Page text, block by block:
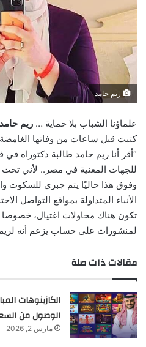
ريم حامد
علماؤنا الشباب بلا حماية … ريم حامد
كتبت قبل ساعات من وفاتها
“أقر أنا ريم حامد طالبة دكتوراه في
للجهات المعنية في مصر.. لأني تحت
وفوق هذا حاليًا يتم جبري للسكوت
الأنباء المتداولة بمواقع التواصل
تكون هناك محاولات اغتيال، خصوصا
لمنشورات على حساب يزعم أنه
مقالات ذات صلة
الكازينوهات
الوصول من
مارس 2, 2026